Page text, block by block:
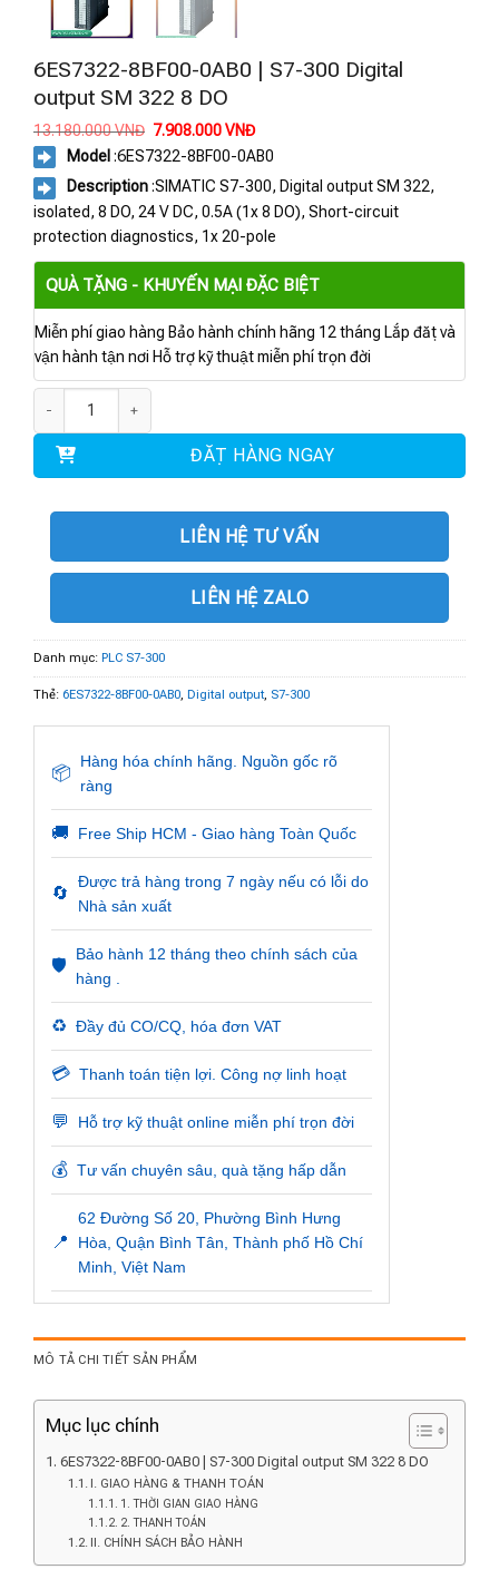
6ES7322-8BF00-0AB0 | S7-300 Digital
output SM 322 8 DO
13.180.000VNĐ Giá
là:
13.180.000 VNĐ.
7.908.000VNĐGiá
tại
là:
7.908.000 VNĐ.
Model :6ES7322-8BF00-0AB0
Description:SIMATIC S7-300, Digital output SM 322,
isolated, 8 DO, 24 V DC, 0.5A (1x 8 DO), Short-circuit
protection diagnostics, 1x 20-pole
QUÀ TẶNG - KHUYẾN MẠI ĐẶC BIỆT
Miễn phí giao hàng Bảo hành chính hãng 12 tháng Lắp đặt và
vận hành tận nơi Hỗ trợ kỹ thuật miễn phí trọn đời
ĐẶT HÀNG NGAY
LIÊN HỆ TƯ VẤN
LIÊN HỆ ZALO
Danh mục: PLC S7-300
Thẻ: 6ES7322-8BF00-0AB0, Digital output, S7-300
📦
Hàng hóa chính hãng. Nguồn gốc rõ
ràng
🚚 Free Ship HCM - Giao hàng Toàn Quốc
🔄
Được trả hàng trong 7 ngày nếu có lỗi do
Nhà sản xuất
🛡️
Bảo hành 12 tháng theo chính sách của
hàng .
♻️ Đầy đủ CO/CQ, hóa đơn VAT
💳 Thanh toán tiện lợi. Công nợ linh hoạt
💬 Hỗ trợ kỹ thuật online miễn phí trọn đời
💰 Tư vấn chuyên sâu, quà tặng hấp dẫn
📍
62 Đường Số 20, Phường Bình Hưng
Hòa, Quận Bình Tân, Thành phố Hồ Chí
Minh, Việt Nam
MÔ TẢ CHI TIẾT SẢN PHẨM
Mục lục chính
6ES7322-8BF00-0AB0 | S7-300 Digital output SM 322 8 DO
I. GIAO HÀNG & THANH TOÁN
1. THỜI GIAN GIAO HÀNG
2. THANH TOÁN
II. CHÍNH SÁCH BẢO HÀNH